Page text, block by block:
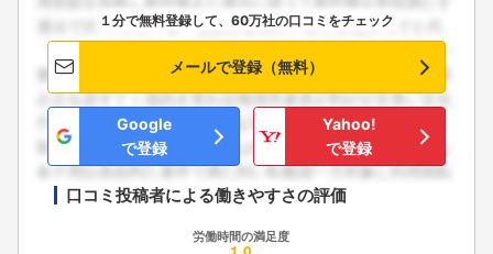
１分で無料登録して、60万社の口コミをチェック
メールで登録（無料）
Google
で登録
Yahoo!
で登録
口コミ投稿者による働きやすさの評価